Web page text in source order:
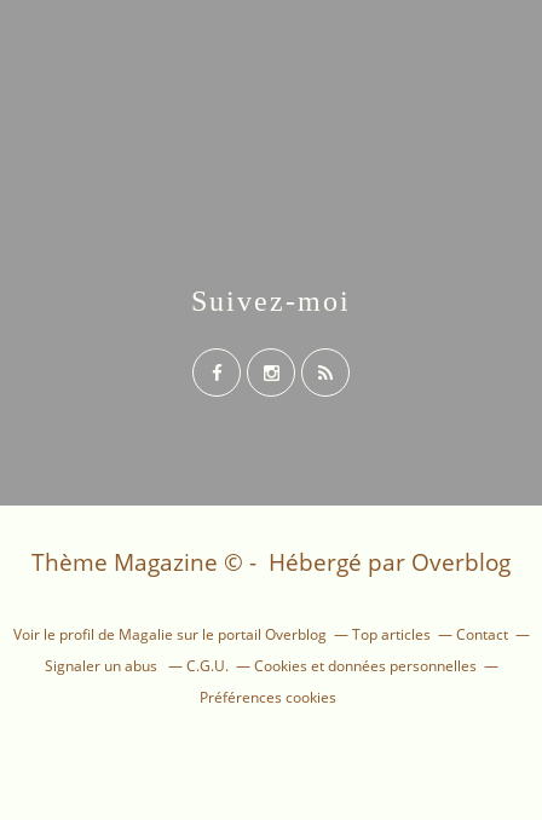
Suivez-moi
Thème Magazine © - Hébergé par Overblog
Voir le profil de Magalie sur le portail Overblog Top articles
Contact
Signaler un abus
C.G.U.
Cookies et données personnelles
Préférences cookies